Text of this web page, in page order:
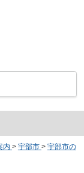
内 > 宇部市 > 宇部市の